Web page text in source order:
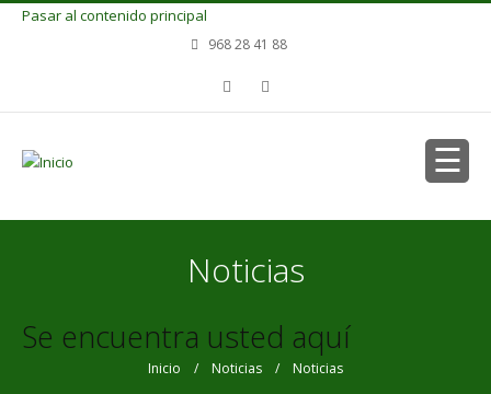
Pasar al contenido principal
968 28 41 88
Noticias
Se encuentra usted aquí
Inicio / Noticias / Noticias